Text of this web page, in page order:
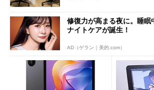
修復力が高まる夜に。睡眠
ナイトケアが誕生！
AD（ゲラン｜美的.com）